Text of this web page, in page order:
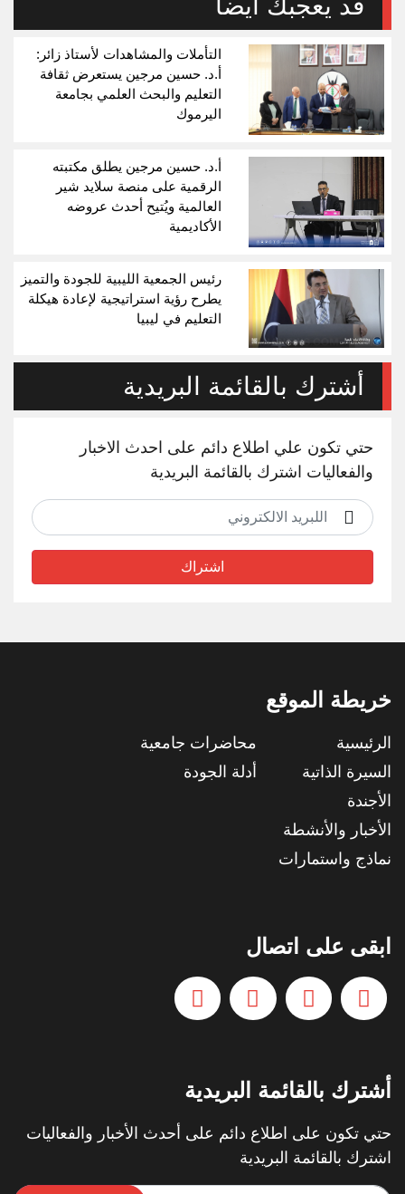
قد يعجبك أيضا
التأملات والمشاهدات لأستاذ زائر:
أ.د. حسين مرجين يستعرض ثقافة
التعليم والبحث العلمي بجامعة
اليرموك
أ.د. حسين مرجين يطلق مكتبته
الرقمية على منصة سلايد شير
العالمية ويُتيح أحدث عروضه
الأكاديمية
رئيس الجمعية الليبية للجودة والتميز
يطرح رؤية استراتيجية لإعادة هيكلة
التعليم في ليبيا
أشترك بالقائمة البريدية
حتي تكون علي اطلاع دائم على احدث الاخبار
والفعاليات اشترك بالقائمة البريدية
اشتراك
خريطة الموقع
الرئيسية
السيرة الذاتية
الأجندة
الأخبار والأنشطة
نماذج واستمارات
محاضرات جامعية
أدلة الجودة
ابقى على اتصال
أشترك بالقائمة البريدية
حتي تكون على اطلاع دائم على أحدث الأخبار والفعاليات
اشترك بالقائمة البريدية